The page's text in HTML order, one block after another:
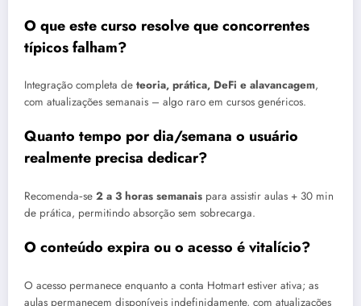
O que este curso resolve que concorrentes
típicos falham?
Integração completa de teoria, prática, DeFi e alavancagem,
com atualizações semanais – algo raro em cursos genéricos.
Quanto tempo por dia/semana o usuário
realmente precisa dedicar?
Recomenda‑se 2 a 3 horas semanais para assistir aulas + 30 min
de prática, permitindo absorção sem sobrecarga.
O conteúdo expira ou o acesso é vitalício?
O acesso permanece enquanto a conta Hotmart estiver ativa; as
aulas permanecem disponíveis indefinidamente, com atualizações